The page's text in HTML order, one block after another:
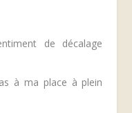
de décalage
à ma place à plein